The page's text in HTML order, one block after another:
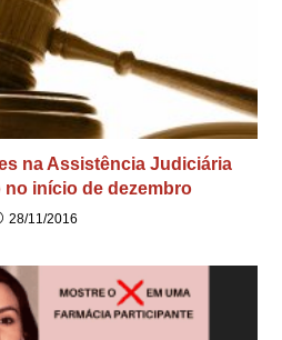
na Assistência Judiciária
início de dezembro
28/11/2016